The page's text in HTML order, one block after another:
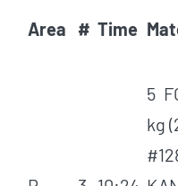
Area # Time
5
kg